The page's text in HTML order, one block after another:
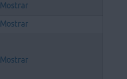
Mostrar
Mostrar
Mostrar